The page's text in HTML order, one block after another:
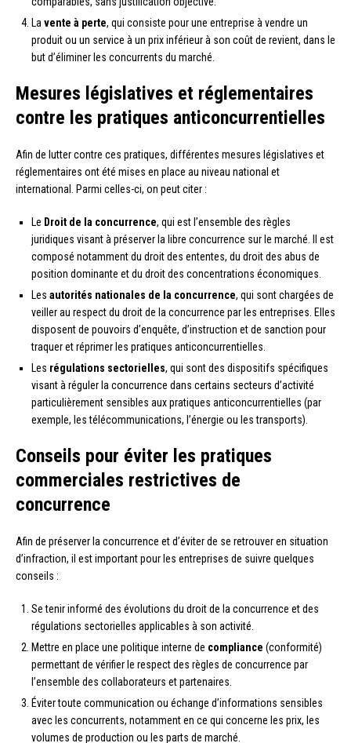
La vente à perte, qui consiste pour une entreprise à vendre un
produit ou un service à un prix inférieur à son coût de revient, dans le
but d’éliminer les concurrents du marché.
Mesures législatives et réglementaires
contre les pratiques anticoncurrentielles
Afin de lutter contre ces pratiques, différentes mesures législatives et
réglementaires ont été mises en place au niveau national et
international. Parmi celles-ci, on peut citer :
Le Droit de la concurrence, qui est l’ensemble des règles
juridiques visant à préserver la libre concurrence sur le marché. Il est
composé notamment du droit des ententes, du droit des abus de
position dominante et du droit des concentrations économiques.
Les autorités nationales de la concurrence, qui sont chargées de
veiller au respect du droit de la concurrence par les entreprises. Elles
disposent de pouvoirs d’enquête, d’instruction et de sanction pour
traquer et réprimer les pratiques anticoncurrentielles.
Les régulations sectorielles, qui sont des dispositifs spécifiques
visant à réguler la concurrence dans certains secteurs d’activité
particulièrement sensibles aux pratiques anticoncurrentielles (par
exemple, les télécommunications, l’énergie ou les transports).
Conseils pour éviter les pratiques
commerciales restrictives de
concurrence
Afin de préserver la concurrence et d’éviter de se retrouver en situation
d’infraction, il est important pour les entreprises de suivre quelques
conseils :
Se tenir informé des évolutions du droit de la concurrence et des
régulations sectorielles applicables à son activité.
Mettre en place une politique interne de compliance (conformité)
permettant de vérifier le respect des règles de concurrence par
l’ensemble des collaborateurs et partenaires.
Éviter toute communication ou échange d’informations sensibles
avec les concurrents, notamment en ce qui concerne les prix, les
volumes de production ou les parts de marché.